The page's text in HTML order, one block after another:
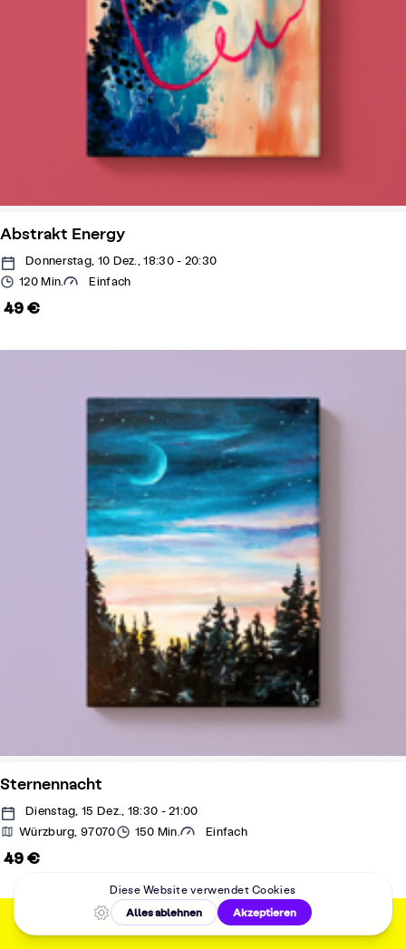
Abstrakt Energy
Donnerstag, 10 Dez., 18:30 - 20:30
120 Min.
Einfach
49 €
Sternennacht
Dienstag, 15 Dez., 18:30 - 21:00
Würzburg, 97070
150 Min. Einfach
49 €